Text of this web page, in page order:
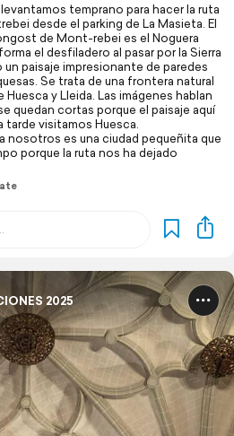
temprano para hacer la ruta
desde el parking de La Masieta. El
de Mont-rebei es el Noguera
el desfiladero al pasar por la Sierra
paisaje impresionante de paredes
Se trata de una frontera natural
y Lleida. Las imágenes hablan
quedan cortas porque el paisaje aquí
tarde visitamos Huesca.
nosotros es una ciudad pequeñita que
porque la ruta nos ha dejado
2025